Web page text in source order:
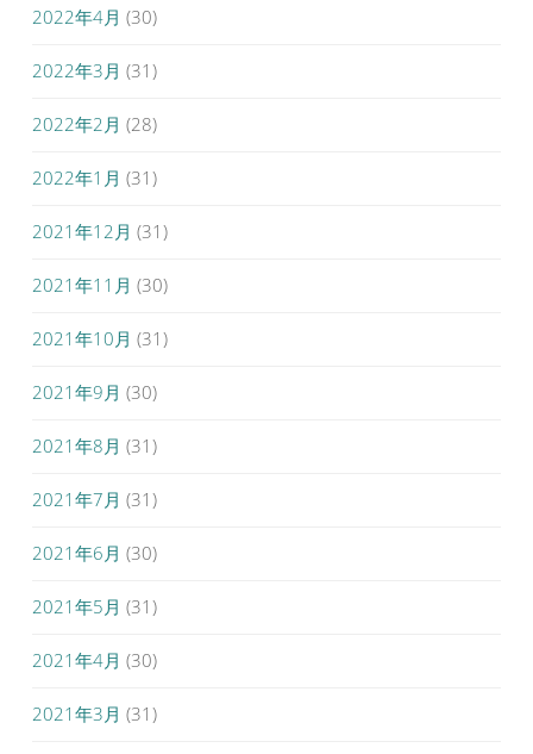
2022年4月 (30)
2022年3月 (31)
2022年2月 (28)
2022年1月 (31)
2021年12月 (31)
2021年11月 (30)
2021年10月 (31)
2021年9月 (30)
2021年8月 (31)
2021年7月 (31)
2021年6月 (30)
2021年5月 (31)
2021年4月 (30)
2021年3月 (31)